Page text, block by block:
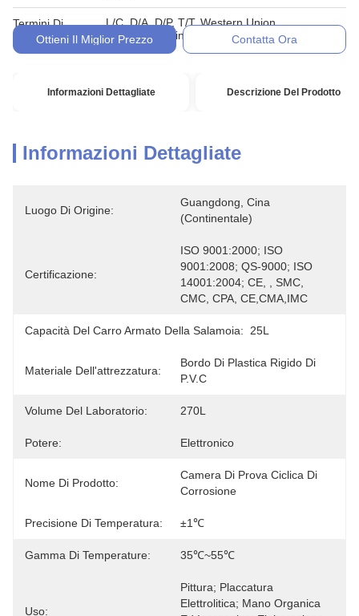
Termini Di
Pagamento:
L/C, D/A, D/P, T/T, Western Union,
MoneyGram, in denaro, impegno
Ottieni Il Miglior Prezzo Contatta Ora
Informazioni Dettagliate Descrizione Del Prodotto
Informazioni Dettagliate
Luogo Di Origine:
Guangdong, Cina
(continentale)
Certificazione:
ISO 9001:2000; ISO
9001:2008; QS-9000; ISO
14001:2004; CE, , SMC,
CMC, CPA, CE,CMA,IMC
Capacità Del Carro Armato Della Salamoia: 25L
Materiale Dell'attrezzatura:
Bordo Di Plastica Rigido Di
P.V.C
Volume Del Laboratorio: 270L
Potere: Elettronico
Nome Di Prodotto:
Camera Di Prova Ciclica Di
Corrosione
Precisione Di Temperatura: ±1℃
Gamma Di Temperature: 35℃~55℃
Uso:
Pittura; Placcatura
Elettrolitica; Mano Organica